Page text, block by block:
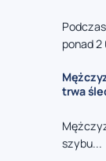
ponad 2
trwa
szybu...